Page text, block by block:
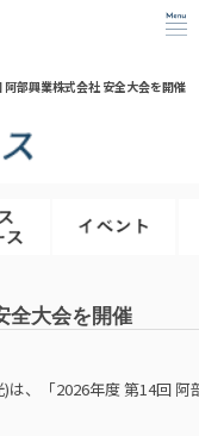
部興業株式会社 安全大会を開催
全大会を開催
、「2026年度 第14回 阿